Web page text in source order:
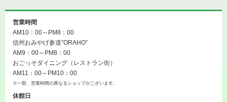
営業時間
AM10：00～PM8：00
信州おみやげ参道”ORAHO”
AM9：00～PM8：00
おごっそダイニング（レストラン街）
AM11：00～PM10：00
※一部、営業時間の異なるショップがございます。
休館日